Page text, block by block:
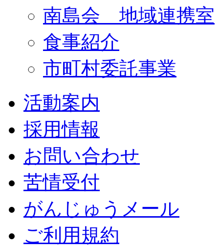
南島会 地域連携室
食事紹介
市町村委託事業
活動案内
採用情報
お問い合わせ
苦情受付
がんじゅうメール
ご利用規約